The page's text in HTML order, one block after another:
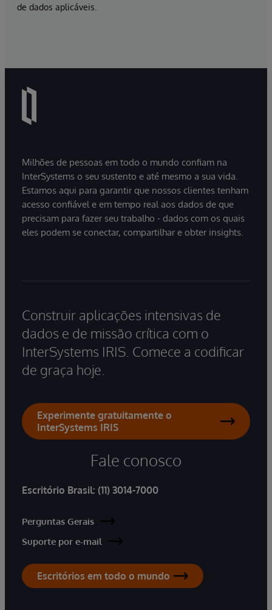
de dados aplicáveis.
Milhões de pessoas em todo o mundo confiam na
InterSystems o seu sustento e até mesmo a sua vida.
Estamos aqui para garantir que nossos clientes tenham
acesso confiável e em tempo real aos dados de que
precisam para fazer seu trabalho - dados com os quais
eles podem se conectar, compartilhar e obter insights.
Construir aplicações intensivas de
dados e de missão crítica com o
InterSystems IRIS. Comece a codificar
de graça hoje.
Experimente gratuitamente o
InterSystems IRIS
Fale conosco
Escritório Brasil: (11) 3014-7000
Perguntas Gerais
Suporte por e-mail
Escritórios em todo o mundo